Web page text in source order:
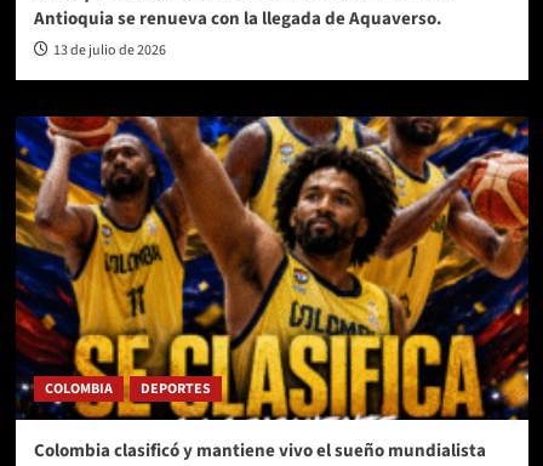
Antioquia se renueva con la llegada de Aquaverso.
13 de julio de 2026
COLOMBIA DEPORTES
Colombia clasificó y mantiene vivo el sueño mundialista